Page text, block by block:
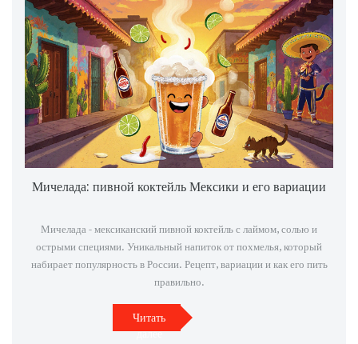
Мичелада: пивной коктейль Мексики и его вариации
Мичелада - мексиканский пивной коктейль с лаймом, солью и
острыми специями. Уникальный напиток от похмелья, который
набирает популярность в России. Рецепт, вариации и как его пить
правильно.
Читать
далее